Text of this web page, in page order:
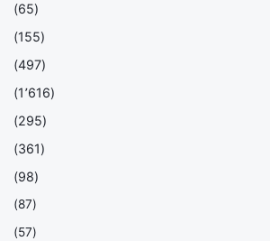
(65)
(155)
(497)
(1٬616)
(295)
(361)
(98)
(87)
(57)